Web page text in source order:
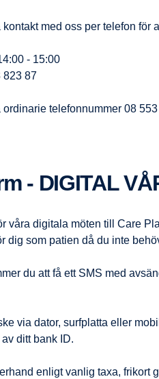
kontakt med oss per telefon
- 15:00
823 87
telefonnummer 08
- DIGITAL
våra digitala möten till Care
dig som patien då du inte
du att få ett SMS med
via dator, surfplatta eller
ditt bank ID.
enligt vanlig taxa, frikort